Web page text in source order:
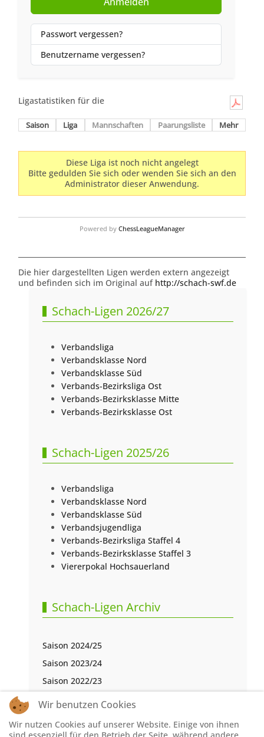
Passwort vergessen?
Benutzername vergessen?
Ligastatistiken für die
Saison Liga Mannschaften Paarungsliste Mehr
Diese Liga ist noch nicht angelegt
Bitte gedulden Sie sich oder wenden Sie sich an den
Administrator dieser Anwendung.
Powered by ChessLeagueManager
Die hier dargestellten Ligen werden extern angezeigt
und befinden sich im Original auf http://schach-swf.de
Schach-Ligen 2026/27
Verbandsliga
Verbandsklasse Nord
Verbandsklasse Süd
Verbands-Bezirksliga Ost
Verbands-Bezirksklasse Mitte
Verbands-Bezirksklasse Ost
Schach-Ligen 2025/26
Verbandsliga
Verbandsklasse Nord
Verbandsklasse Süd
Verbandsjugendliga
Verbands-Bezirksliga Staffel 4
Verbands-Bezirksklasse Staffel 3
Viererpokal Hochsauerland
Schach-Ligen Archiv
Saison 2024/25
Saison 2023/24
Saison 2022/23
Saison 2021/22
Saison 2019/20
Wir benutzen Cookies
Wir nutzen Cookies auf unserer Website. Einige von ihnen